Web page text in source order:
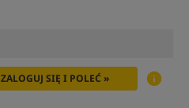
ZALOGUJ SIĘ I POLEĆ »